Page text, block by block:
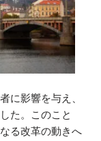
に影響を与え、
た。このこと
る改革の動きへ